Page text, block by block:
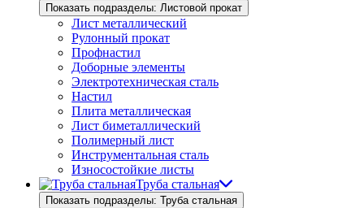
Показать подразделы: Листовой прокат
Лист металлический
Рулонный прокат
Профнастил
Доборные элементы
Электротехническая сталь
Настил
Плита металлическая
Лист биметаллический
Полимерный лист
Инструментальная сталь
Износостойкие листы
Труба стальная
Показать подразделы: Труба стальная